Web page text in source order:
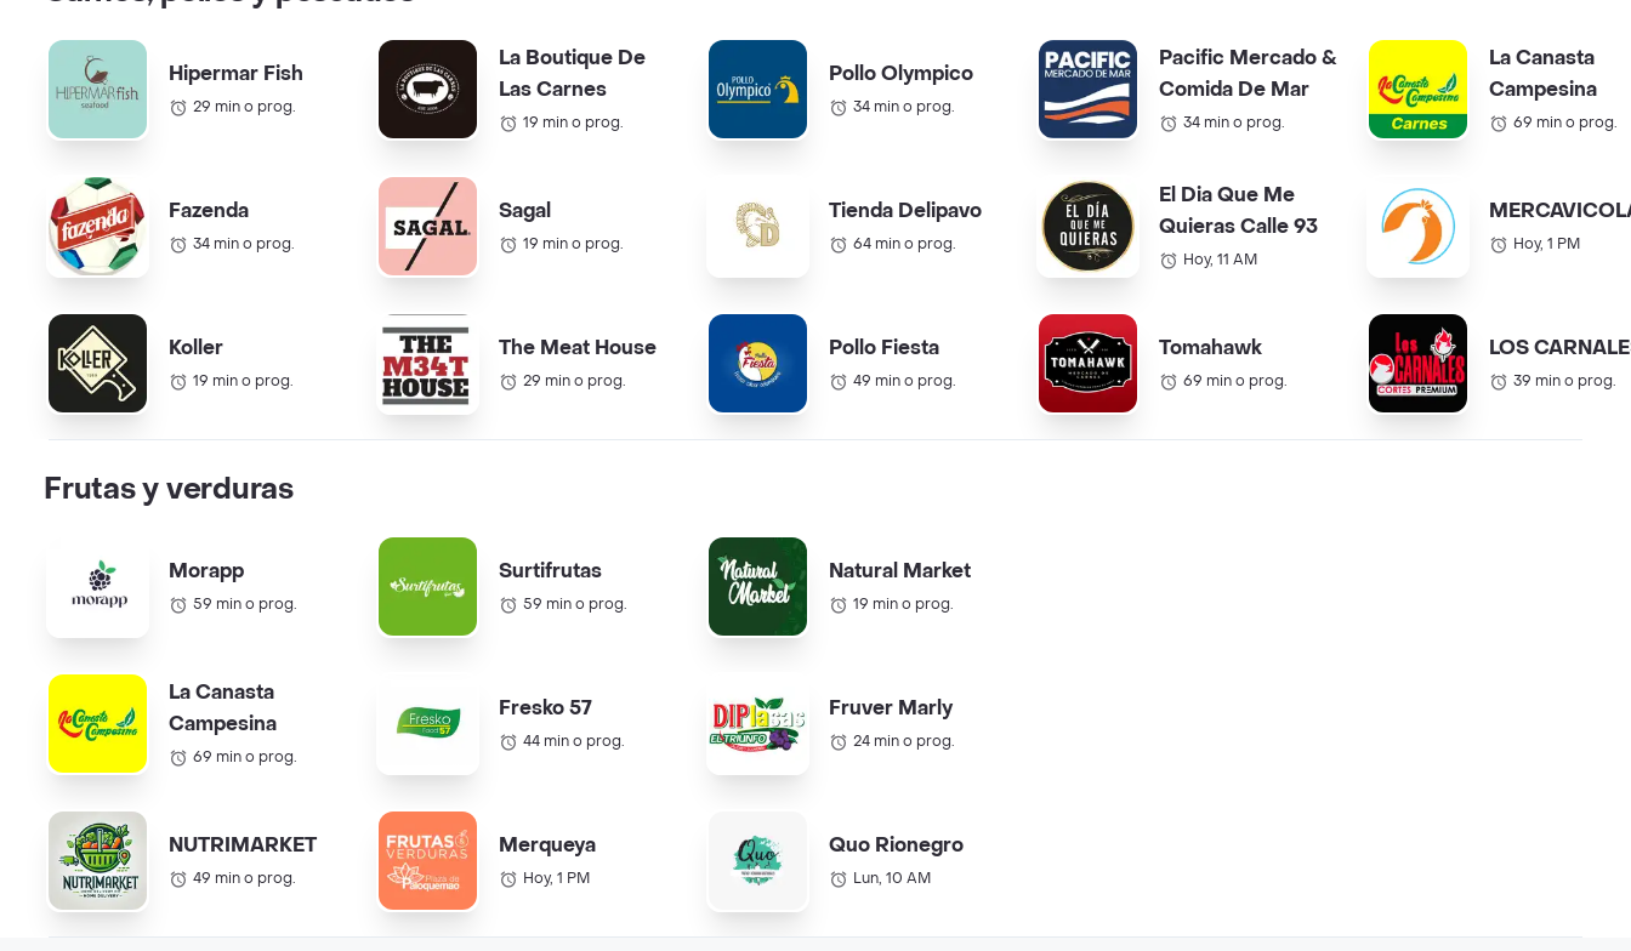
Hipermar Fish
29 min o prog.
Fazenda
34 min o prog.
Koller
19 min o prog.
La Boutique De
Las Carnes
19 min o prog.
Sagal
19 min o prog.
The Meat House
29 min o prog.
Pollo Olympico
34 min o prog.
Tienda Delipavo
64 min o prog.
Pollo Fiesta
49 min o prog.
Pacific Mercado &
Comida De Mar
34 min o prog.
El Dia Que Me
Quieras Calle 93
Hoy, 11 AM
Tomahawk
69 min o prog.
La Canasta
Campesina
69 min o prog.
Hoy, 1 PM
LOS
39 min o prog.
Frutas y verduras
Morapp
59 min o prog.
La Canasta
Campesina
69 min o prog.
NUTRIMARKET
49 min o prog.
Surtifrutas
59 min o prog.
Fresko 57
44 min o prog.
Merqueya
Hoy, 1 PM
Natural Market
19 min o prog.
Fruver Marly
24 min o prog.
Quo Rionegro
Lun, 10 AM